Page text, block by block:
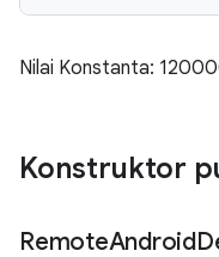
Nilai Konstanta:
Konstruktor
RemoteAndroid